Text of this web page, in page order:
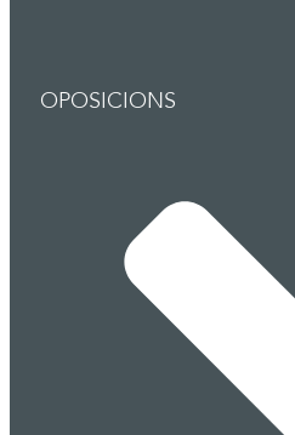
OPOSICIONS